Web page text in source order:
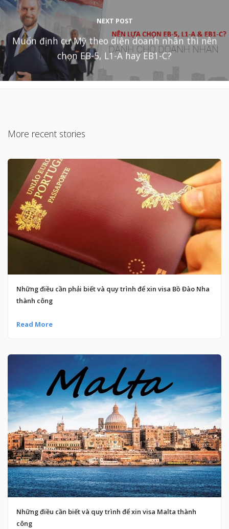
NEXT POST
Muốn định cư Mỹ theo diện doanh nhân thì nên
chọn EB-5, L1-A hay EB1-C?
More recent stories
Những điều cần phải biết và quy trình để xin visa Bồ Đào Nha
thành công
Read More
Những điều cần biết và quy trình để xin visa Malta thành
công